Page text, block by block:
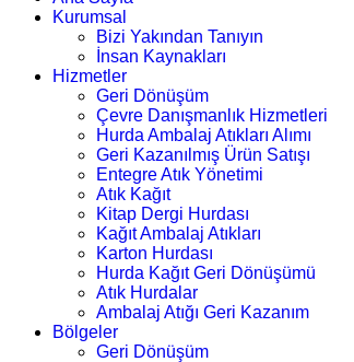
Kurumsal
Bizi Yakından Tanıyın
İnsan Kaynakları
Hizmetler
Geri Dönüşüm
Çevre Danışmanlık Hizmetleri
Hurda Ambalaj Atıkları Alımı
Geri Kazanılmış Ürün Satışı
Entegre Atık Yönetimi
Atık Kağıt
Kitap Dergi Hurdası
Kağıt Ambalaj Atıkları
Karton Hurdası
Hurda Kağıt Geri Dönüşümü
Atık Hurdalar
Ambalaj Atığı Geri Kazanım
Bölgeler
Geri Dönüşüm